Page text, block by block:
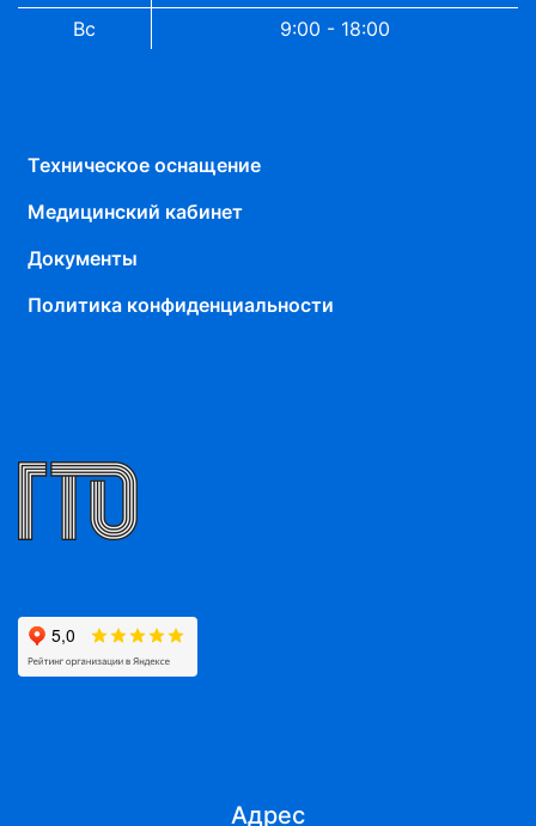
Вс
9:00 - 18:00
Техническое оснащение
Медицинский кабинет
Документы
Политика конфиденциальности
Адрес